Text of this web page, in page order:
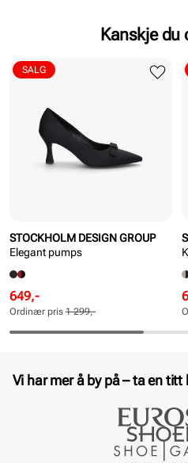
Kanskje du
STOCKHOLM DESIGN GROUP
Elegant pumps
Rabattert
pris
Pris
649,-
Ordinær
pris
Pris
Ordinær pris 1 299,-
SALG
Vi har mer å by på – ta en